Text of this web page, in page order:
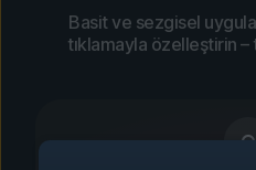
Basit ve sezgisel
tıklamayla özelleştirin